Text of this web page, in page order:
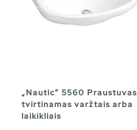
„Nautic” 5560 Praustuvas
tvirtinamas varžtais arba
laikikliais